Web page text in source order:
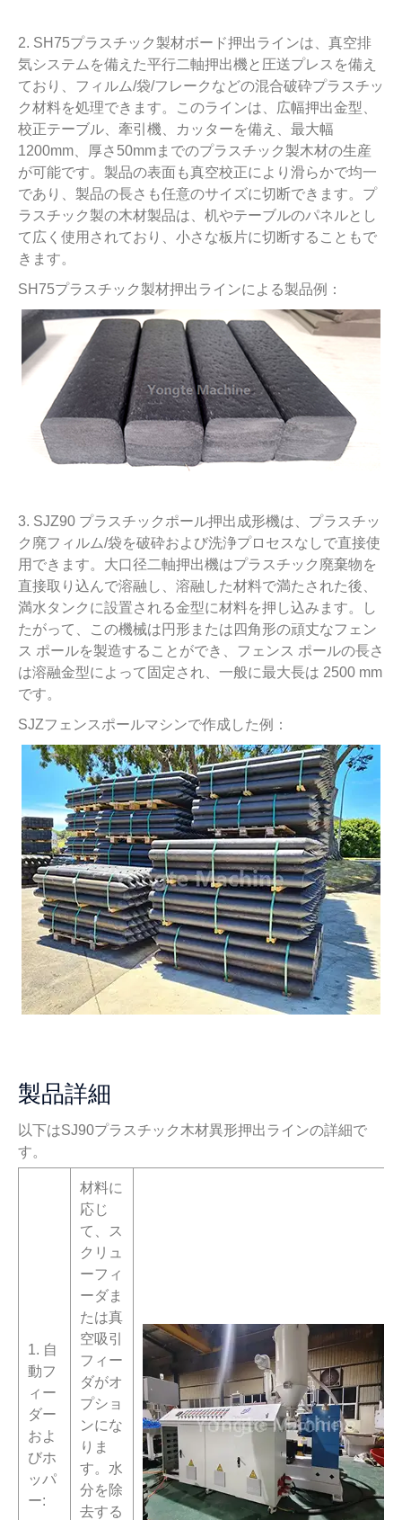
2. SH75プラスチック製材ボード押出ラインは、真空排
気システムを備えた平行二軸押出機と圧送プレスを備え
ており、フィルム/袋/フレークなどの混合破砕プラスチッ
ク材料を処理できます。このラインは、広幅押出金型、
校正テーブル、牽引機、カッターを備え、最大幅
1200mm、厚さ50mmまでのプラスチック製木材の生産
が可能です。製品の表面も真空校正により滑らかで均一
であり、製品の長さも任意のサイズに切断できます。プ
ラスチック製の木材製品は、机やテーブルのパネルとし
て広く使用されており、小さな板片に切断することもで
きます。
SH75プラスチック製材押出ラインによる製品例：
3. SJZ90 プラスチックポール押出成形機は、プラスチッ
ク廃フィルム/袋を破砕および洗浄プロセスなしで直接使
用できます。大口径二軸押出機はプラスチック廃棄物を
直接取り込んで溶融し、溶融した材料で満たされた後、
満水タンクに設置される金型に材料を押し込みます。し
たがって、この機械は円形または四角形の頑丈なフェン
ス ポールを製造することができ、フェンス ポールの長さ
は溶融金型によって固定され、一般に最大長は 2500 mm
です。
SJZフェンスポールマシンで作成した例：
製品詳細
以下はSJ90プラスチック木材異形押出ラインの詳細で
す。
1. 自
動フ
ィー
ダー
およ
びホ
ッパ
ー:
材料に
応じ
て、ス
クリュ
ーフィ
ーダま
たは真
空吸引
フィー
ダがオ
プショ
ンにな
りま
す。水
分を除
去する